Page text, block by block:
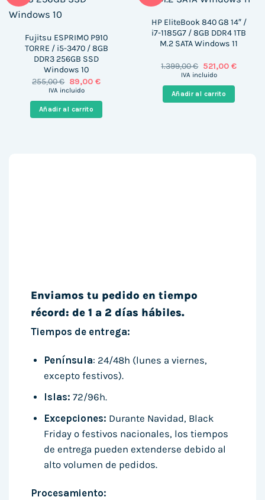
Fujitsu ESPRIMO P910
TORRE / i5-3470 / 8GB
DDR3 256GB SSD
Windows 10
255,00€ El
precio
era:
255,00 €.
89,00 €El
es:
89,00 €.
IVA incluido
Añadir al carrito
HP EliteBook 840 G8 14″ /
i7-1185G7 / 8GB DDR4 1TB
M.2 SATA Windows 11
1.399,00€ El
precio
era:
1.399,00 €.
521,00 €El
IVA incluido
Añadir al carrito
Enviamos tu pedido en tiempo
récord: de 1 a 2 días hábiles.
Tiempos de entrega:
Península: 24/48h (lunes a viernes,
excepto festivos).
Islas: 72/96h.
Excepciones: Durante Navidad, Black
Friday o festivos nacionales, los tiempos
de entrega pueden extenderse debido al
alto volumen de pedidos.
Procesamiento: